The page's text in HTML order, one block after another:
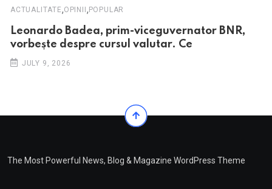
ACTUALITATE,OPINII , POPULAR
Leonardo Badea, prim-viceguvernator BNR,
vorbește despre cursul valutar. Ce
JULY 9, 2026
The Most Powerful News, Blog & Magazine WordPress Theme